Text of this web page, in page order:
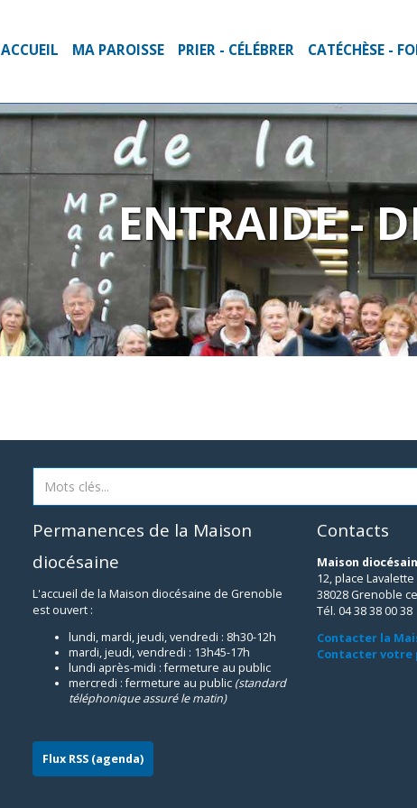
ENTRAIDE -
Permanences de la Maison
diocésaine
L'accueil de la Maison diocésaine de Grenoble
est ouvert :
lundi, mardi, jeudi, vendredi : 8h30-12h
mardi, jeudi, vendredi : 13h45-17h
lundi après-midi : fermeture au public
mercredi : fermeture au public (standard
téléphonique assuré le matin)
Flux RSS (agenda)
Contacts
Maison
12, place Lavalette
38028 Grenoble
Tél. 04 38 38 00 38
Contacter la
Contacter votre
ACCUEIL MA PAROISSE PRIER - CÉLÉBRER CATÉCHÈSE -